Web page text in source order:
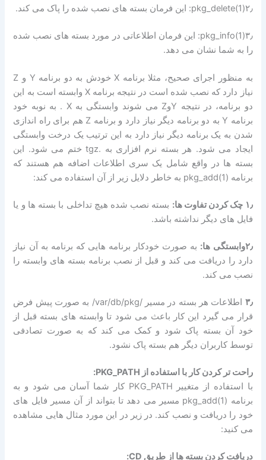
۲٫(pkg_delete(1: این فرمان بسته های نصب شده را پاک می کند.
۳٫(pkg_info(1: این فرمان اطلاعاتی در مورد بسته های نصب شده
را به شما نشان می دهد.
به منظور اجرای صحیح، مثلا برنامه X خودش به دو برنامه Y و Z
نیاز دارد که نصب شده است در نتیجه برنامه X وابسته است به این
دو برنامه، در نتیجه YوZ می شوند وابستگی به X . به نوبه خود
برنامه Y به دو برنامه دیگر نیاز دارد و برنامه Z هم برای راه اندازی
شدن به یک برنامه دیگر نیاز دارد به این ترتیب یک درخت وابستگی
ایجاد می شود. هر بسته نرم افزاری به .tgz ختم می شود. این
بسته ها در واقع شامل یک سری اطلاعات اضافه هم هستند که
برنامه pkg_add(1) به خاطر دلایل زیر از آن استفاده می کند:
۱٫ چک کردن تفاوت ها:
بسته نصب شده هیچ تداخلی با بسته ها و یا
فایل های دیگر نداشته باشد.
۲٫وابستگی ها:
به صورت خودکار برنامه هایی که برنامه به آن نیاز
دارد را دریافت می کند و قبل از نصب برنامه بسته های وابسته را
نصب می کند.
۳٫
اطلاعات هر بسته در مسیر /var/db/pkg/ به صورت پیش فرض
قرار می گیرد این کار باعث می شود تا وابسته های بسته قبل از
خود آن بسته پاک شود و کمک می کند که به صورت تصادفی
توسط کاربران دیگر هم بسته پاک نشود.
راحت تر کردن کار با استفاده از PKG_PATH:
با استفاده از متغییر PKG_PATH کار شما آسان می شود و به
برنامه pkg_add(1) مسیر می دهد تا بتواند از آن مسیر فایل های
خود را دریافت و نصب کند. در زیر در این مورد مثال هایی مشاهده
می کنید:
دریافت کردن بسته ها از طریق CD: